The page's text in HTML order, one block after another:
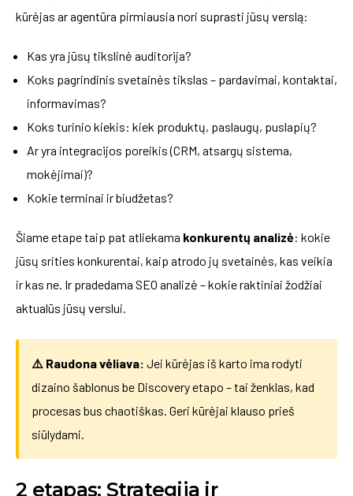
kūrėjas ar agentūra pirmiausia nori suprasti jūsų verslą:
Kas yra jūsų tikslinė auditorija?
Koks pagrindinis svetainės tikslas – pardavimai, kontaktai,
informavimas?
Koks turinio kiekis: kiek produktų, paslaugų, puslapių?
Ar yra integracijos poreikis (CRM, atsargų sistema,
mokėjimai)?
Kokie terminai ir biudžetas?
Šiame etape taip pat atliekama konkurentų analizė: kokie
jūsų srities konkurentai, kaip atrodo jų svetainės, kas veikia
ir kas ne. Ir pradedama SEO analizė – kokie raktiniai žodžiai
aktualūs jūsų verslui.
⚠️ Raudona vėliava: Jei kūrėjas iš karto ima rodyti
dizaino šablonus be Discovery etapo – tai ženklas, kad
procesas bus chaotiškas. Geri kūrėjai klauso prieš
siūlydami.
2 etapas: Strategija ir